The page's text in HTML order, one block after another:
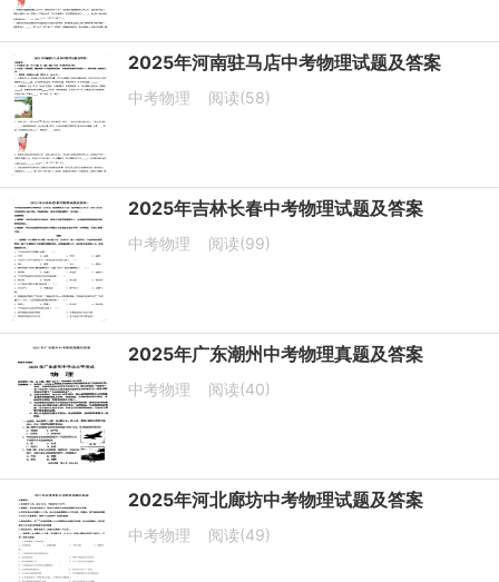
2025年河南驻马店中考物理试题及答案
中考物理 阅读(58)
2025年吉林长春中考物理试题及答案
中考物理 阅读(99)
2025年广东潮州中考物理真题及答案
中考物理 阅读(40)
2025年河北廊坊中考物理试题及答案
中考物理 阅读(49)